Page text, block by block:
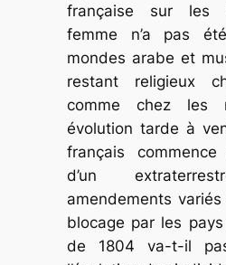
française sur les
femme n’a pas
mondes arabe et
restant religieux
comme chez les
évolution tarde à
français
d’un
amendements
blocage par les
de 1804 va-t-il